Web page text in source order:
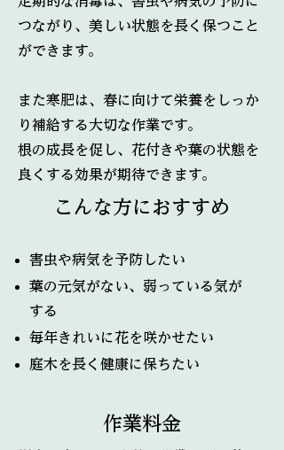
つながり、美しい状態を長く保つこと
ができます。
また寒肥は、春に向けて栄養をしっか
り補給する大切な作業です。
根の成長を促し、花付きや葉の状態を
良くする効果が期待できます。
こんな方におすすめ
害虫や病気を予防したい
葉の元気がない、弱っている気が
する
毎年きれいに花を咲かせたい
庭木を長く健康に保ちたい
作業料金